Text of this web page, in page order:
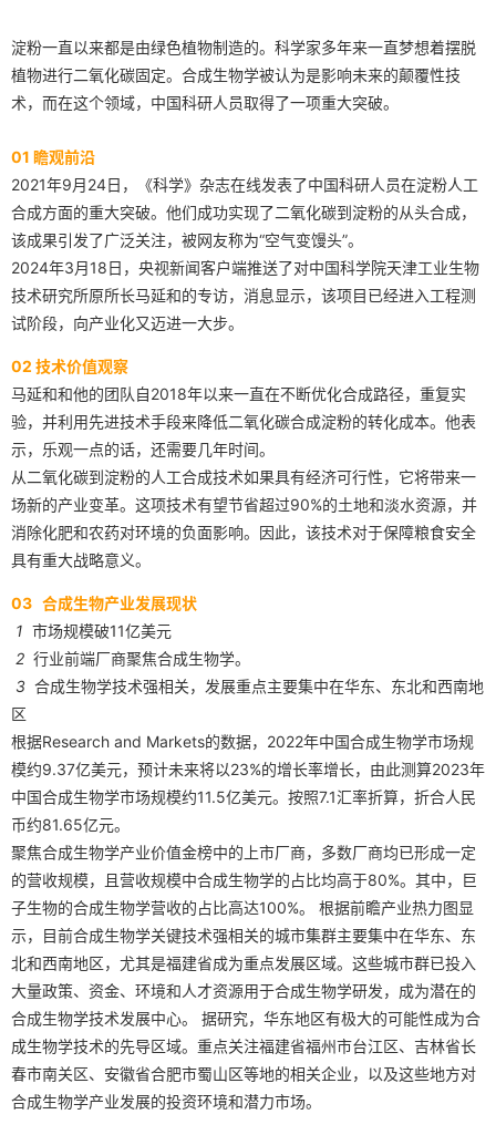
淀粉一直以来都是由绿色植物制造的。科学家多年来一直梦想着摆脱
植物进行二氧化碳固定。合成生物学被认为是影响未来的颠覆性技
术，而在这个领域，中国科研人员取得了一项重大突破。
01 瞻观前沿
2021年9月24日，《科学》杂志在线发表了中国科研人员在淀粉人工
合成方面的重大突破。他们成功实现了二氧化碳到淀粉的从头合成，
该成果引发了广泛关注，被网友称为“空气变馒头”。
2024年3月18日，央视新闻客户端推送了对中国科学院天津工业生物
技术研究所原所长马延和的专访，消息显示，该项目已经进入工程测
试阶段，向产业化又迈进一大步。
02 技术价值观察
马延和和他的团队自2018年以来一直在不断优化合成路径，重复实
验，并利用先进技术手段来降低二氧化碳合成淀粉的转化成本。他表
示，乐观一点的话，还需要几年时间。
从二氧化碳到淀粉的人工合成技术如果具有经济可行性，它将带来一
场新的产业变革。这项技术有望节省超过90%的土地和淡水资源，并
消除化肥和农药对环境的负面影响。因此，该技术对于保障粮食安全
具有重大战略意义。
03 合成生物产业发展现状
1 市场规模破11亿美元
2 行业前端厂商聚焦合成生物学。
3 合成生物学技术强相关，发展重点主要集中在华东、东北和西南地
区
根据Research and Markets的数据，2022年中国合成生物学市场规
模约9.37亿美元，预计未来将以23%的增长率增长，由此测算2023年
中国合成生物学市场规模约11.5亿美元。按照7.1汇率折算，折合人民
币约81.65亿元。
聚焦合成生物学产业价值金榜中的上市厂商，多数厂商均已形成一定
的营收规模，且营收规模中合成生物学的占比均高于80%。其中，巨
子生物的合成生物学营收的占比高达100%。 根据前瞻产业热力图显
示，目前合成生物学关键技术强相关的城市集群主要集中在华东、东
北和西南地区，尤其是福建省成为重点发展区域。这些城市群已投入
大量政策、资金、环境和人才资源用于合成生物学研发，成为潜在的
合成生物学技术发展中心。 据研究，华东地区有极大的可能性成为合
成生物学技术的先导区域。重点关注福建省福州市台江区、吉林省长
春市南关区、安徽省合肥市蜀山区等地的相关企业，以及这些地方对
合成生物学产业发展的投资环境和潜力市场。